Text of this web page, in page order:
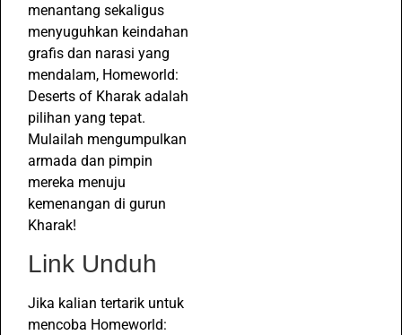
menantang sekaligus
menyuguhkan keindahan
grafis dan narasi yang
mendalam, Homeworld:
Deserts of Kharak adalah
pilihan yang tepat.
Mulailah mengumpulkan
armada dan pimpin
mereka menuju
kemenangan di gurun
Kharak!
Link Unduh
Jika kalian tertarik untuk
mencoba Homeworld: